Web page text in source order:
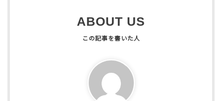
ABOUT US